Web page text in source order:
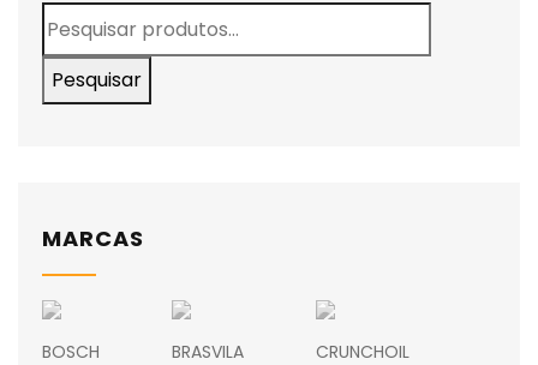
Pesquisar
MARCAS
BOSCH BRASVILA CRUNCHOIL